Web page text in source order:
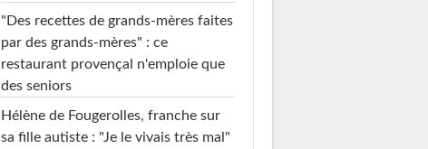
"Des recettes de grands-mères faites
par des grands-mères" : ce
restaurant provençal n'emploie que
des seniors
Hélène de Fougerolles, franche sur
sa fille autiste : "Je le vivais très mal"